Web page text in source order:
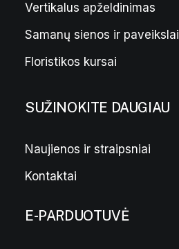
Vertikalus apželdinimas
Samanų sienos ir paveikslai
Floristikos kursai
SUŽINOKITE DAUGIAU
Naujienos ir straipsniai
Kontaktai
E-PARDUOTUVĖ